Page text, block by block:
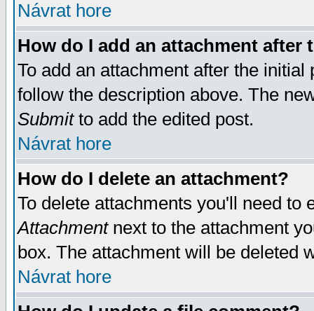
Návrat hore
How do I add an attachment after
To add an attachment after the
follow the description above. The
Submitto add the edited post.
Návrat hore
How do I delete an attachment?
To delete attachments you'll need
Attachmentnext to the attachment
box. The attachment will be deleted
Návrat hore